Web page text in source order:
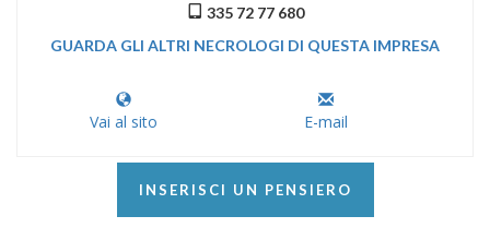
335 72 77 680
GUARDA GLI ALTRI NECROLOGI DI QUESTA IMPRESA
Vai al sito E-mail
INSERISCI UN PENSIERO